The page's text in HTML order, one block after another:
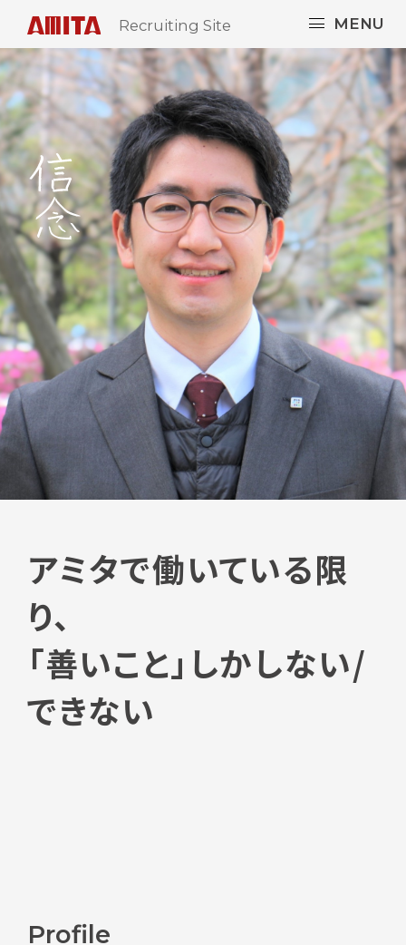
Recruiting Site MENU
アミタで働いている限
り、
「善いこと」しかしない/
できない
Profile